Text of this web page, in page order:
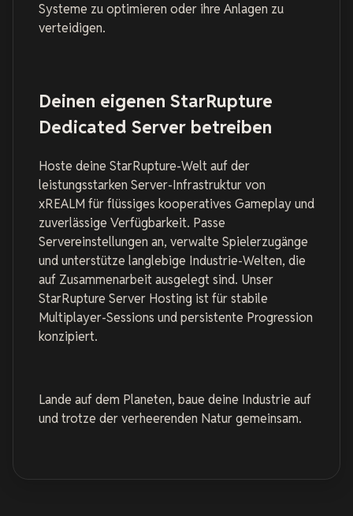
Systeme zu optimieren oder ihre Anlagen zu
verteidigen.
Deinen eigenen StarRupture
Dedicated Server betreiben
Hoste deine StarRupture-Welt auf der
leistungsstarken Server-Infrastruktur von
xREALM für flüssiges kooperatives Gameplay und
zuverlässige Verfügbarkeit. Passe
Servereinstellungen an, verwalte Spielerzugänge
und unterstütze langlebige Industrie-Welten, die
auf Zusammenarbeit ausgelegt sind. Unser
StarRupture Server Hosting ist für stabile
Multiplayer-Sessions und persistente Progression
konzipiert.
Lande auf dem Planeten, baue deine Industrie auf
und trotze der verheerenden Natur gemeinsam.